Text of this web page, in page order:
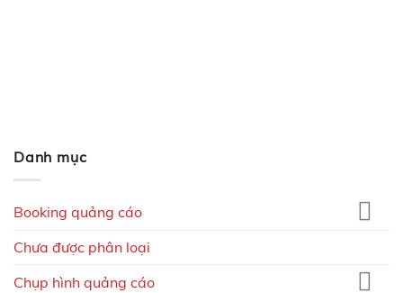
Danh mục
Booking quảng cáo
Chưa được phân loại
Chụp hình quảng cáo